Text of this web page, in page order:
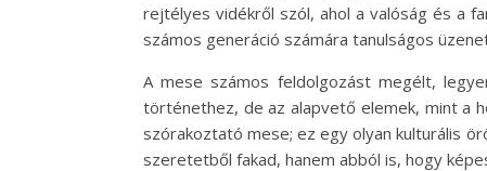
rejtélyes vidékről szól, ahol a valóság és a
számos generáció számára tanulságos
A mese számos feldolgozást megélt,
történethez, de az alapvető elemek, mint a
szórakoztató mese; ez egy olyan kulturális
szeretetből fakad, hanem abból is, hogy